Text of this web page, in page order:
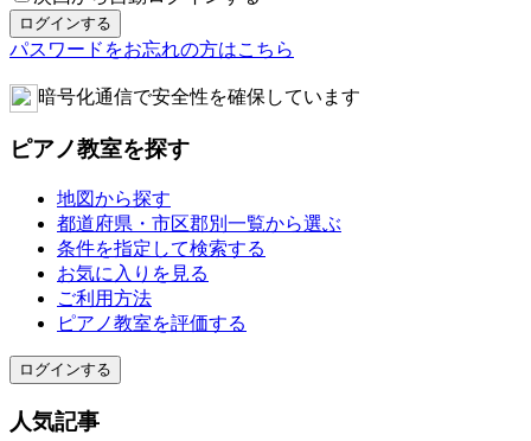
パスワードをお忘れの方はこちら
暗号化通信で安全性を確保しています
ピアノ教室を探す
地図から探す
都道府県・市区郡別一覧から選ぶ
条件を指定して検索する
お気に入りを見る
ご利用方法
ピアノ教室を評価する
ログインする
人気記事